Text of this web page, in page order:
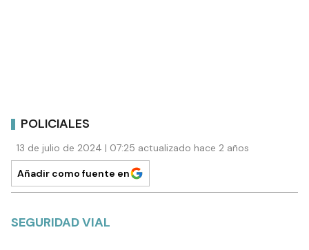
POLICIALES
13 de julio de 2024 | 07:25 actualizado hace 2 años
Añadir como fuente en
SEGURIDAD VIAL